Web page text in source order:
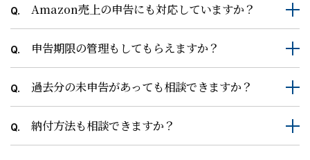
Q. Amazon売上の申告にも対応していますか？
Q. 申告期限の管理もしてもらえますか？
Q. 過去分の未申告があっても相談できますか？
Q. 納付方法も相談できますか？